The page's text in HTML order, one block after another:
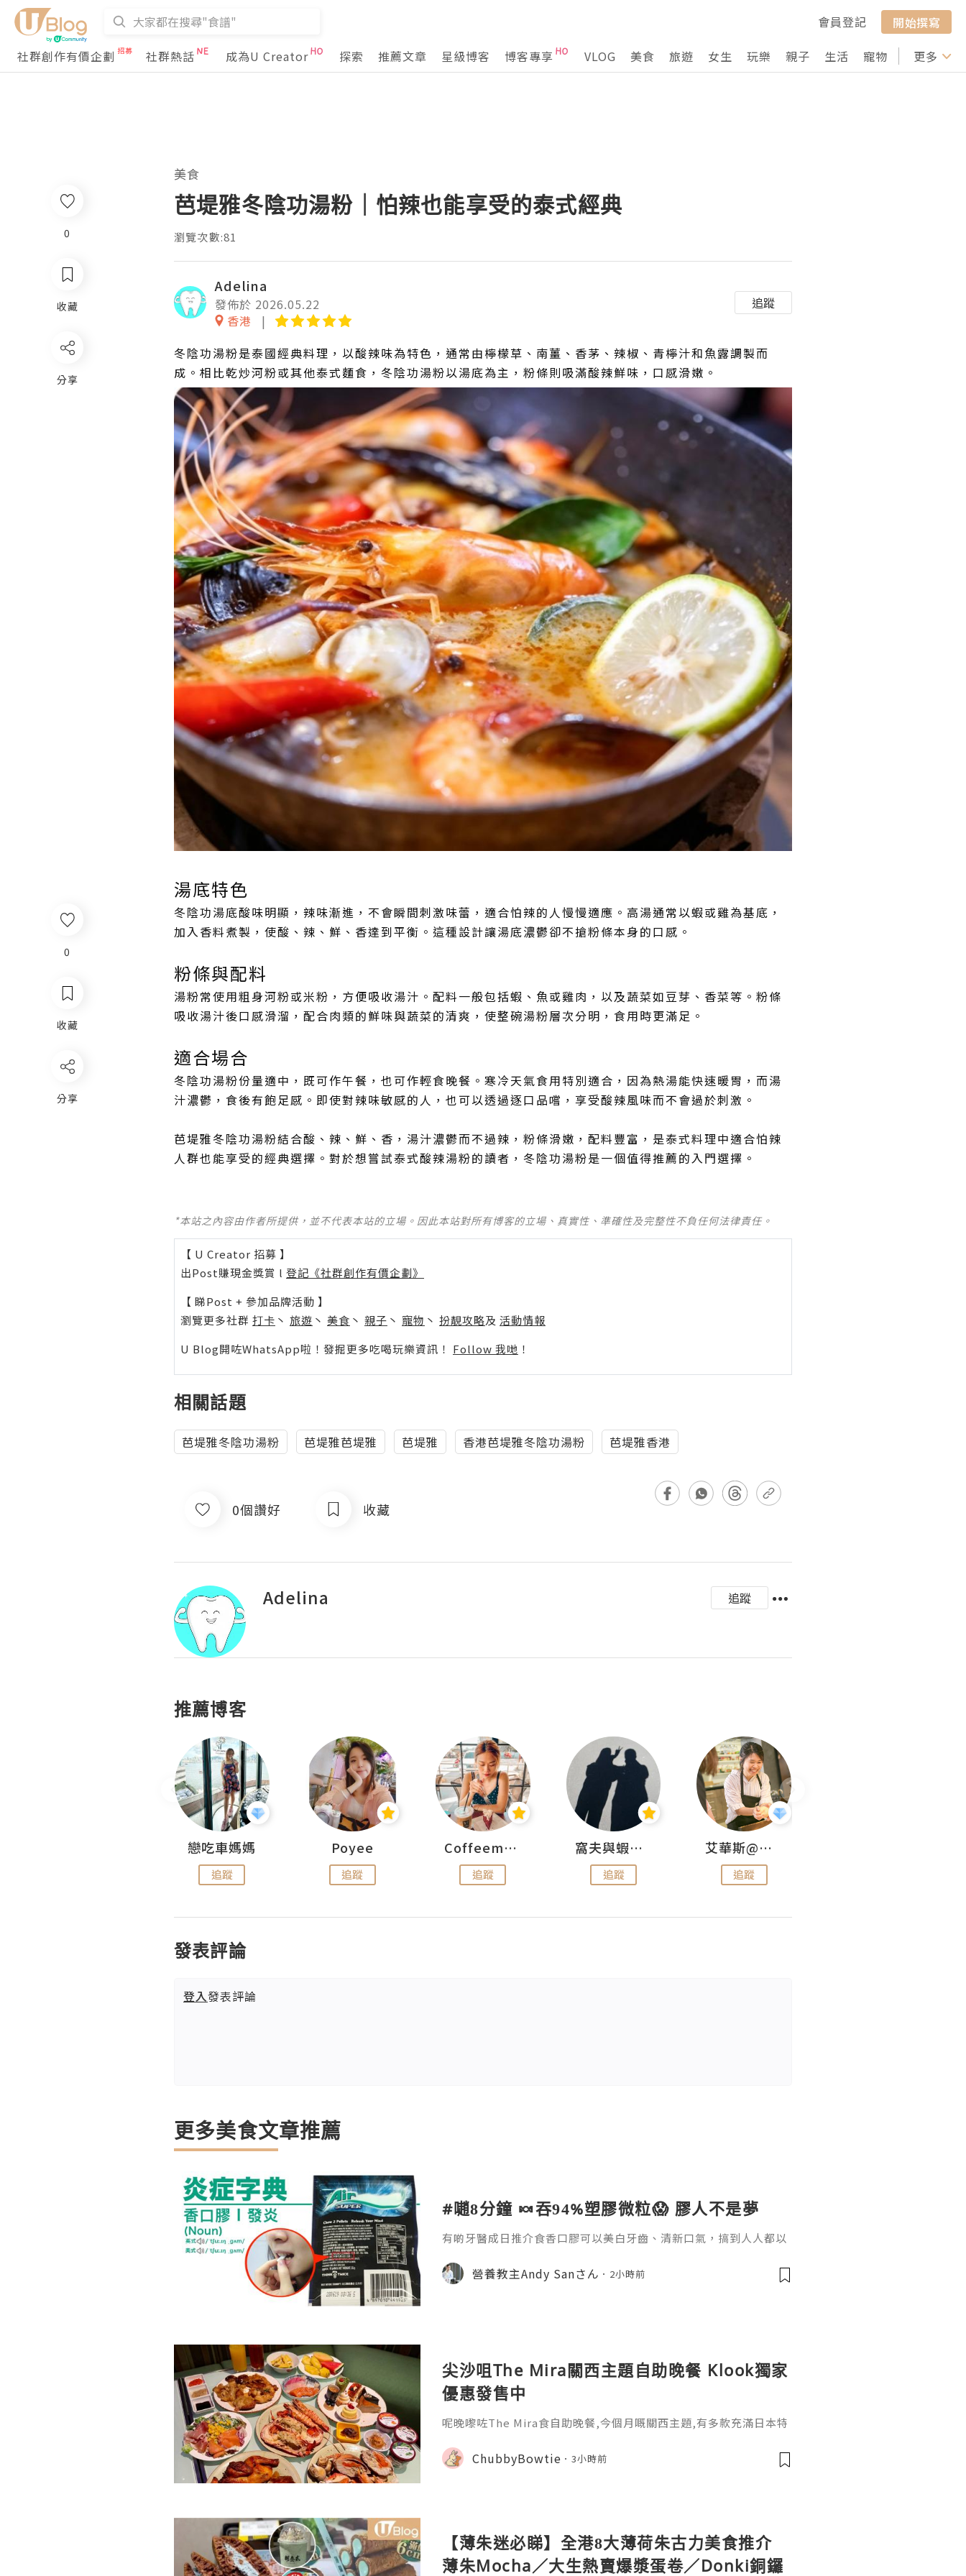
會員登記
開始撰寫
社群創作有價企劃
社群熱話 成為U Creator 探索 推薦文章 星級博客 博客專享 VLOG 美食 旅遊 女生 玩樂 親子 生活 寵物 行山 打卡
更多
0
收藏
分享
美食
芭堤雅冬陰功湯粉｜怕辣也能享受的泰式經典
瀏覽次數:81
Adelina
發佈於 2026.05.22
香港
追蹤
冬陰功湯粉是泰國經典料理，以酸辣味為特色，通常由檸檬草、南薑、香茅、辣椒、青檸汁和魚露調製而
成。相比乾炒河粉或其他泰式麵食，冬陰功湯粉以湯底為主，粉條則吸滿酸辣鮮味，口感滑嫩。
湯底特色
冬陰功湯底酸味明顯，辣味漸進，不會瞬間刺激味蕾，適合怕辣的人慢慢適應。高湯通常以蝦或雞為基底，
加入香料煮製，使酸、辣、鮮、香達到平衡。這種設計讓湯底濃鬱卻不搶粉條本身的口感。
粉條與配料
湯粉常使用粗身河粉或米粉，方便吸收湯汁。配料一般包括蝦、魚或雞肉，以及蔬菜如豆芽、香菜等。粉條
吸收湯汁後口感滑溜，配合肉類的鮮味與蔬菜的清爽，使整碗湯粉層次分明，食用時更滿足。
適合場合
冬陰功湯粉份量適中，既可作午餐，也可作輕食晚餐。寒冷天氣食用特別適合，因為熱湯能快速暖胃，而湯
汁濃鬱，食後有飽足感。即使對辣味敏感的人，也可以透過逐口品嚐，享受酸辣風味而不會過於刺激。
芭堤雅冬陰功湯粉結合酸、辣、鮮、香，湯汁濃鬱而不過辣，粉條滑嫩，配料豐富，是泰式料理中適合怕辣
人群也能享受的經典選擇。對於想嘗試泰式酸辣湯粉的讀者，冬陰功湯粉是一個值得推薦的入門選擇。
*本站之內容由作者所提供，並不代表本站的立場。因此本站對所有博客的立場、真實性、準確性及完整性不負任何法律責任。
【 U Creator 招募 】
出Post賺現金獎賞 l 登記《社群創作有價企劃》
【 睇Post + 參加品牌活動 】
瀏覽更多社群 打卡 丶 旅遊 丶 美食 丶 親子 丶 寵物 丶 扮靚攻略及 活動情報
U Blog開咗WhatsApp啦！發掘更多吃喝玩樂資訊！ Follow 我哋 ！
相關話題
芭堤雅冬陰功湯粉 芭堤雅芭堤雅 芭堤雅 香港芭堤雅冬陰功湯粉 芭堤雅香港
0個讚好 收藏
Adelina 追蹤
推薦博客
戀吃車媽媽
追蹤
Poyee
追蹤
Coffeemeetjojo
追蹤
窩夫與蝦子餅
追蹤
艾華斯@鄭大小姐工房
追蹤
發表評論
登入發表評論
更多美食文章推薦
#𡁻8分鐘 🍬吞94%塑膠微粒😱 膠人不是夢
有啲牙醫成日推介食香口膠可以美白牙齒、清新口氣，搞到人人都以
4%塑膠微粒😱 而香港更驗出96%香口膠含雌激素干擾素BHA/BH
T，被世衛列為潛在致癌物！
營養教主Andy Sanさん 2小時前
尖沙咀The Mira關西主題自助晚餐 Klook獨家
優惠發售中
呢晚嚟咗The Mira食自助晚餐,今個月嘅關西主題,有多款充滿日本特
好錯過啊🤗今期主打各款日本經典料理,包括松板和牛鮮貝皇帝蟹腳
鍋､脆炸海膽醬章魚小丸子､黑豚蕃茄日式咖啡咖哩､蠔肉海老大阪燒､
ChubbyBowtie 3小時前
【薄朱迷必睇】全港8大薄荷朱古力美食推介
薄朱Mocha／大生熱賣爆漿蛋卷／Donki銅鑼
0
收藏
分享